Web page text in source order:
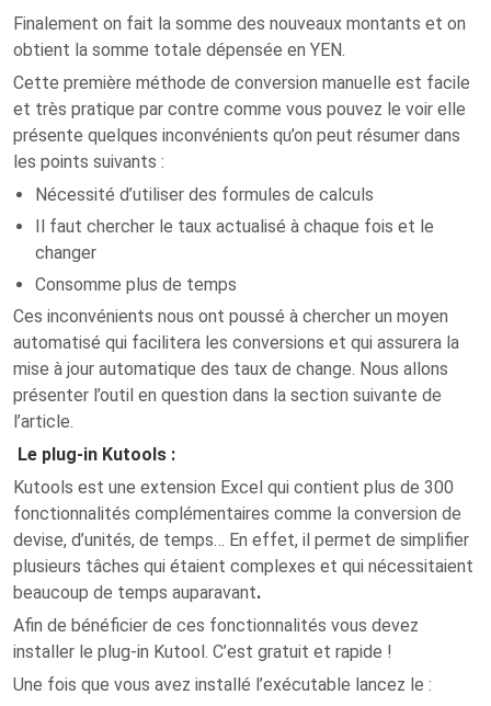
Finalement on fait la somme des nouveaux montants et on
obtient la somme totale dépensée en YEN.
Cette première méthode de conversion manuelle est facile
et très pratique par contre comme vous pouvez le voir elle
présente quelques inconvénients qu’on peut résumer dans
les points suivants :
Nécessité d’utiliser des formules de calculs
Il faut chercher le taux actualisé à chaque fois et le
changer
Consomme plus de temps
Ces inconvénients nous ont poussé à chercher un moyen
automatisé qui facilitera les conversions et qui assurera la
mise à jour automatique des taux de change. Nous allons
présenter l’outil en question dans la section suivante de
l’article.
Le plug-in Kutools :
Kutools est une extension Excel qui contient plus de 300
fonctionnalités complémentaires comme la conversion de
devise, d’unités, de temps… En effet, il permet de simplifier
plusieurs tâches qui étaient complexes et qui nécessitaient
beaucoup de temps auparavant.
Afin de bénéficier de ces fonctionnalités vous devez
installer le plug-in Kutool. C’est gratuit et rapide !
Une fois que vous avez installé l’exécutable lancez le :